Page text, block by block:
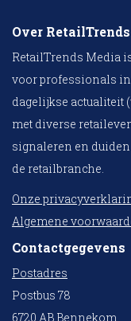
Over
RetailTrends Media
voor professionals
dagelijkse actualiteit
met diverse
signaleren en
de retailbranche.
Onze
Algemene
Contactgegevens
Postadres
Postbus 78
6720 AB Bennekom